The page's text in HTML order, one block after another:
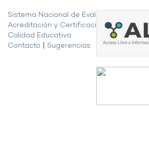
Sistema Nacional de Evaluación,
Acreditación y Certificación de la
Calidad Educativa
Contacto
Sugerencias